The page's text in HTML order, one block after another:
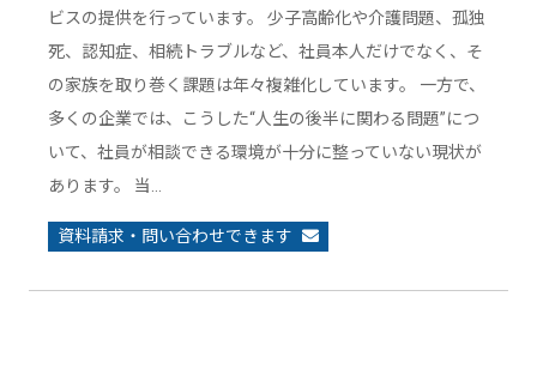
ビスの提供を行っています。 少子高齢化や介護問題、孤独
死、認知症、相続トラブルなど、社員本人だけでなく、そ
の家族を取り巻く課題は年々複雑化しています。 一方で、
多くの企業では、こうした“人生の後半に関わる問題”につ
いて、社員が相談できる環境が十分に整っていない現状が
あります。 当…
資料請求・問い合わせできます